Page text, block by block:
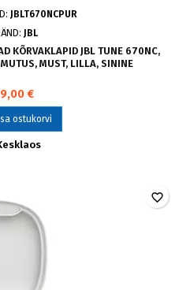
JBLT670NCPUR
JBL
KÕRVAKLAPID JBL TUNE 670NC,
MUST, LILLA, SININE
€
ostukorvi
favorite_border